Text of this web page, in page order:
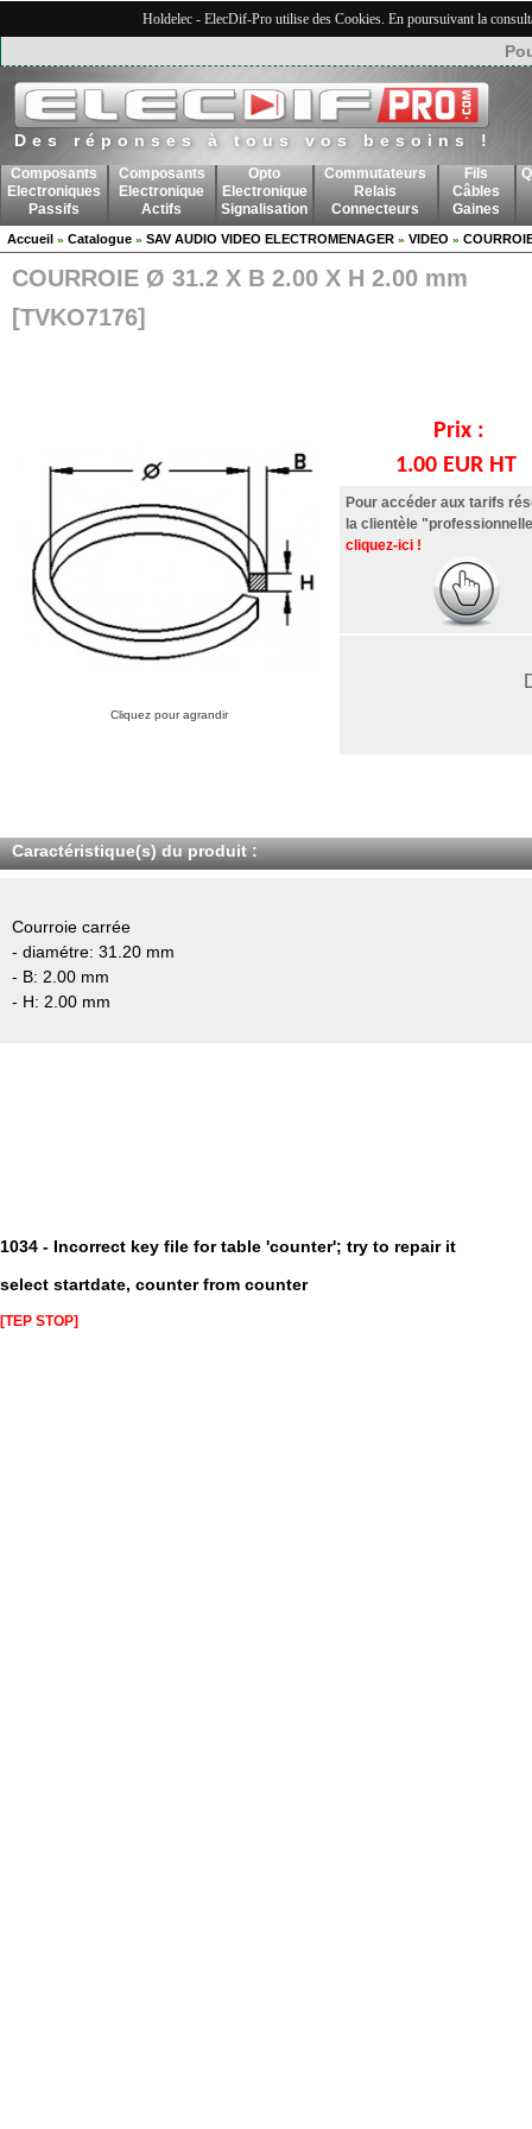
Holdelec - ElecDif-Pro utilise des Cookies. En poursuivant la
Des réponses à tous vos besoins !
Composants
Electroniques
Passifs
Composants
Electronique
Actifs
Opto
Electronique
Signalisation
Commutateurs
Relais
Connecteurs
Fils
Câbles
Gaines
Accueil » Catalogue » SAV AUDIO VIDEO ELECTROMENAGER » VIDEO »
COURROIE Ø 31.2 X B 2.00 X H 2.00 mm
[TVKO7176]
Cliquez pour agrandir
Prix :
1.00 EUR HT
Pour accéder aux tarifs
la clientèle
cliquez-ici !
Caractéristique(s) du produit :
Courroie carrée
- diamétre: 31.20 mm
- B: 2.00 mm
- H: 2.00 mm
1034 - Incorrect key file for table 'counter'; try to repair it
select startdate, counter from counter
[TEP STOP]